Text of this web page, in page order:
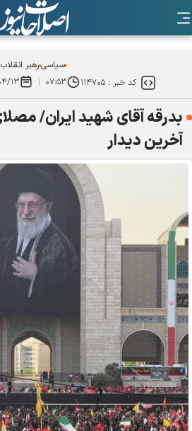
سیاسیرهبر انقلاب
کد خبر : ۱۱۴۷۰۵ ۰۷:۵۳ ۱۴۰۵/
بدرقه آقای شهید ایران/
آخرین دیدار